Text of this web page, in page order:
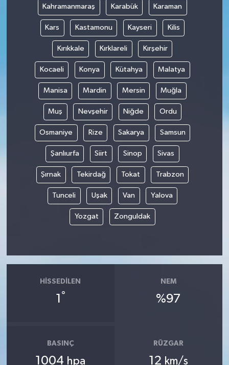
Kahramanmaraş Karabük Karaman
Kars Kastamonu Kayseri Kilis
Kırıkkale Kırklareli Kırşehir
Kocaeli Konya Kütahya Malatya
Manisa Mardin Mersin Muğla
Muş Nevşehir Niğde Ordu
Osmaniye Rize Sakarya Samsun
Şanlıurfa Siirt Sinop Sivas
Şırnak Tekirdağ Tokat Trabzon
Tunceli Uşak Van Yalova
Yozgat Zonguldak
HISSEDILEN
1 °
NEM
%97
BASINÇ
1004 hpa
RÜZGAR
12 km/s